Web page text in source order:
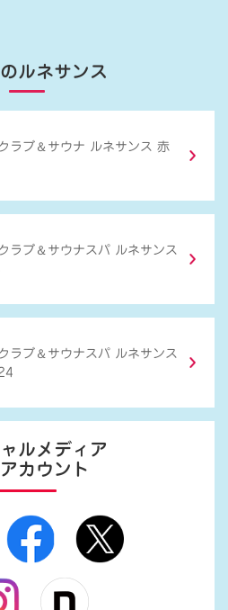
ルネサンス
ラブ ＆ サウナ ルネサンス 赤
ラブ ＆ サウナスパ ルネサンス
ラブ ＆ サウナスパ ルネサンス
ルメディア
カウント